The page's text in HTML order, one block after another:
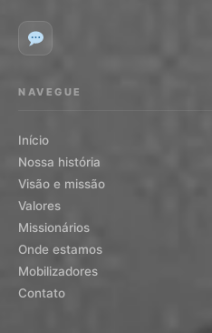
NAVEGUE
Início
Nossa história
Visão e missão
Valores
Missionários
Onde estamos
Mobilizadores
Contato